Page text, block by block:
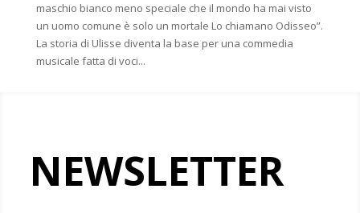
maschio bianco meno speciale che il mondo ha mai visto
un uomo comune è solo un mortale Lo chiamano Odisseo”.
La storia di Ulisse diventa la base per una commedia
musicale fatta di voci...
NEWSLETTER